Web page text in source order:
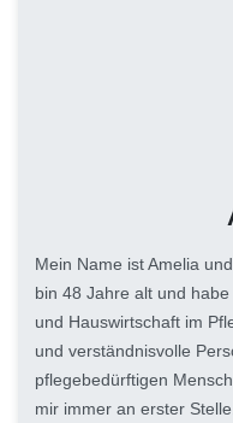
Mein Name ist Amelia
bin 48 Jahre alt und
und Hauswirtschaft im
und verständnisvolle
pflegebedürftigen
mir immer an erster